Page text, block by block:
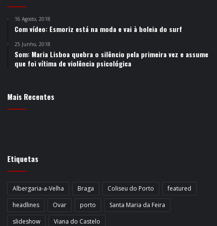
16 Agosto, 2018
Com vídeo: Esmoriz está na moda e vai à boleia do surf
25 Junho, 2018
Som: Maria Lisboa quebra o silêncio pela primeira vez e assume
que foi vítima de violência psicológica
Mais Recentes
Etiquetas
Albergaria-a-Velha Braga Coliseu do Porto
featured
headlines
Ovar porto
Santa Maria da Feira
slideshow
Viana do Castelo